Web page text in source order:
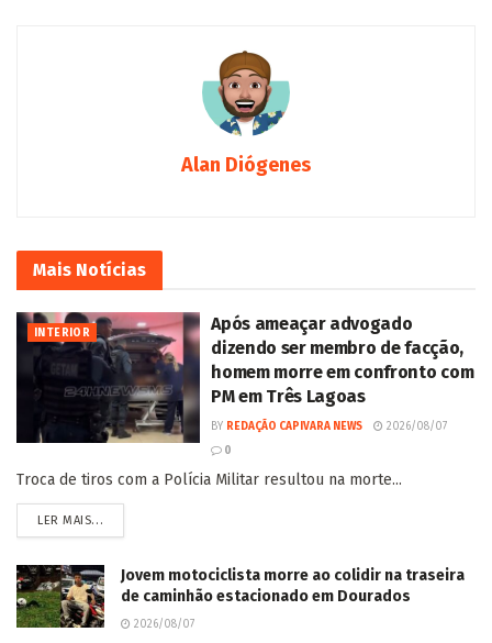
Alan Diógenes
Mais Notícias
INTERIOR
Após ameaçar advogado
dizendo ser membro de facção,
homem morre em confronto com
PM em Três Lagoas
BY REDAÇÃO CAPIVARA NEWS
2026/08/07
0
Troca de tiros com a Polícia Militar resultou na morte...
LER MAIS...
Jovem motociclista morre ao colidir na traseira
de caminhão estacionado em Dourados
2026/08/07